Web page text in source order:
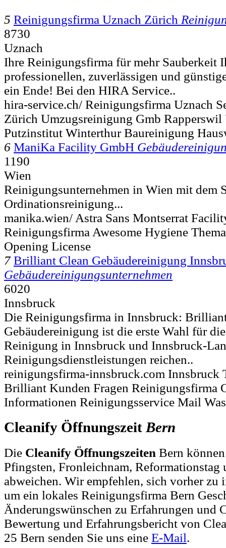
5 Reinigungsfirma Uznach Zürich
8730
Uznach
Ihre Reinigungsfirma für mehr Sauberkeit
professionellen, zuverlässigen und
ein Ende! Bei den HIRA Service..
hira-service.ch/ Reinigungsfirma Uznach
Zürich Umzugsreinigung Gmb
Putzinstitut Winterthur Baureinigung
6 ManiKa Facility GmbH
1190
Wien
Reinigungsunternehmen in Wien mit dem
Ordinationsreinigung...
manika.wien/ Astra Sans Montserrat
Reinigungsfirma Awesome Hygiene
Opening License
7 Brilliant Clean Gebäudereinigung
Gebäudereinigungsunternehmen
6020
Innsbruck
Die Reinigungsfirma in Innsbruck:
Gebäudereinigung ist die erste Wahl für
Reinigung in Innsbruck und Innsbruck-
Reinigungsdienstleistungen reichen..
reinigungsfirma-innsbruck.com Innsbruck
Brilliant Kunden Fragen Reinigungsfirma
Informationen Reinigungsservice Mail
Cleanify Öffnungszeit Bern
Die Cleanify Öffnungszeiten Bern
Pfingsten, Fronleichnam,
abweichen. Wir empfehlen, sich vorher zu
um ein lokales Reinigungsfirma Bern
Änderungswünschen zu Erfahrungen und
Bewertung und Erfahrungsbericht von
25 Bern senden Sie uns eine E-Mail.